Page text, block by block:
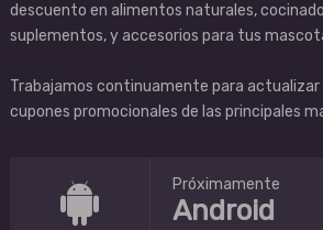
descuento en alimentos naturales,
suplementos, y accesorios para tus
Trabajamos continuamente para
cupones promocionales de las principales
Próximamente
Android